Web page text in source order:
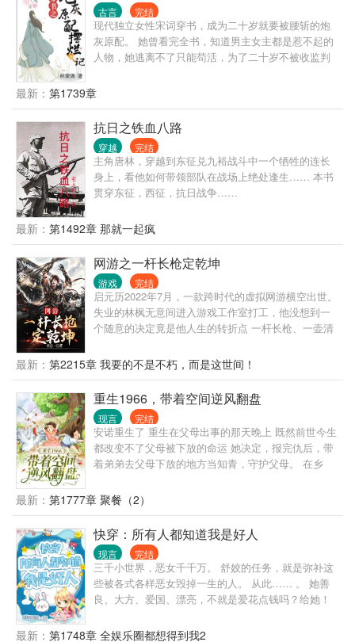
间系法阵再次降临奥古大陆，足以撼动任何权势的力
量种子苏醒发芽，一个身穿黑色长袍的男孩站在月色
中，那双冷漠的瞳孔好似深海凶兽。 “你们为何要与全
世界为敌？”联军指挥官问道。 “因为我们不甘心做命
运的走狗！”二人异口同声，相视一笑。 几百年后，阴
耳熟能详的强大种族。由大魔导师亲手布置的法阵抵
阴谋。 这是一个注定要凌驾于众神之上的强者，以及
与他那神秘契约兽之间的故事。
古言 完结
现代独立女性宋词穿书，成为二十岁就要被腰斩的炮
灰原配。 她曾看完全书，知道男主女主都是惹不起的
人物，她逃离不了只能苟活，为了二十岁不被收监判
任他东南西北风，我自巍然不动！ 注：本人不擅写甜
最新： 第1739章
抗日之铁血八路
穿越 完结
主角唐林，穿越到东征兑九裕战斗中一个牺牲的连长
身上，看他如何带领部队在战场上绝处逢生…… 本书
贯穿东征，西征，抗日战争……
最新： 第1492章 那就一起疯
网游之一杆长枪定乾坤
游戏 完结
启元历2022年7月，一款跨时代的虚拟网游横空出世。
失业的林枫无意间进入游戏工作室打工，他没想到一
个随意的决定竟是他人生的转折点 一杆长枪、一壶清
护这个世界的责任。
最新： 第2215章 我要的不是不朽，而是这世间！
重生1966，带着空间逆风翻盘
现言 完结
安诺重生了 重生在父母出事的那天晚上 既然前世今生
都改变不了父母被下放的命运 她决定，报完仇后，带
着弟弟去父母下放的地方当知青，守护父母。 在乡
风生水起。
最新： 第1777章 聚餐（2）
快穿：所有人都知道我是好人
现言 完结
三千小世界，恶女千千万。 舒姣的任务，就是弥补这
些被各式各样恶女毁掉一生的人。 从此…… 。 她善
良、大方、爱国、漂亮，不就是爱花点钱吗？给她！
能撒谎呢？ 。 假名媛？不，她就是真名媛！ …… 简
最新： 第1748章 全娱乐圈都想得到我2